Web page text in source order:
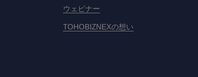
ウェビナー
TOHOBIZNEXの想い